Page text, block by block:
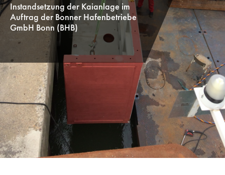
Instandsetzung der Kaianlage im
Auftrag der Bonner Hafenbetriebe
GmbH Bonn (BHB)